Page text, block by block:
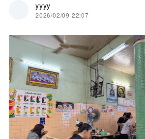
yyyy
2026/02/09 22:07